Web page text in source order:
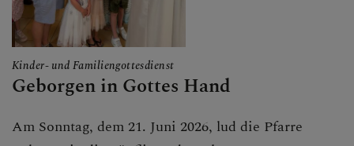
Kinder- und Familiengottesdienst
Geborgen in Gottes Hand
Am Sonntag, dem 21. Juni 2026, lud die Pfarre